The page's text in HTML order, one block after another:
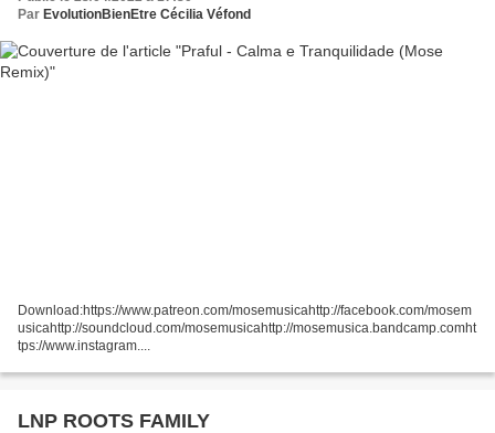
Par EvolutionBienEtre Cécilia Véfond
Download:https://www.patreon.com/mosemusicahttp://facebook.com/mosem
usicahttp://soundcloud.com/mosemusicahttp://mosemusica.bandcamp.comht
tps://www.instagram....
LNP ROOTS FAMILY